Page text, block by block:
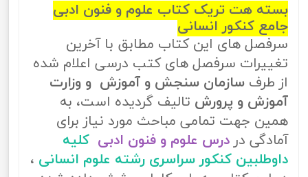
بسته هت تریک کتاب علوم و فنون ادبی
جامع کنکور انسانی
سرفصل های این کتاب مطابق با آخرین
تغییرات سرفصل های کتب درسی اعلام شده
از طرف سازمان سنجش و آموزش و وزارت
آموزش و پرورش تالیف گردیده است، به
همین جهت تمامی مباحث مورد نیاز برای
آمادگی در درس علوم و فنون ادبی کلیه
داوطلبین کنکور سراسری رشته علوم انسانی ،